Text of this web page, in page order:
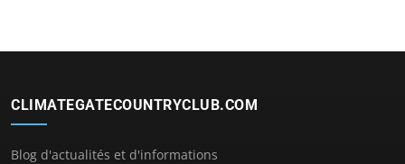
CLIMATEGATECOUNTRYCLUB.COM
Blog d'actualités et d'informations